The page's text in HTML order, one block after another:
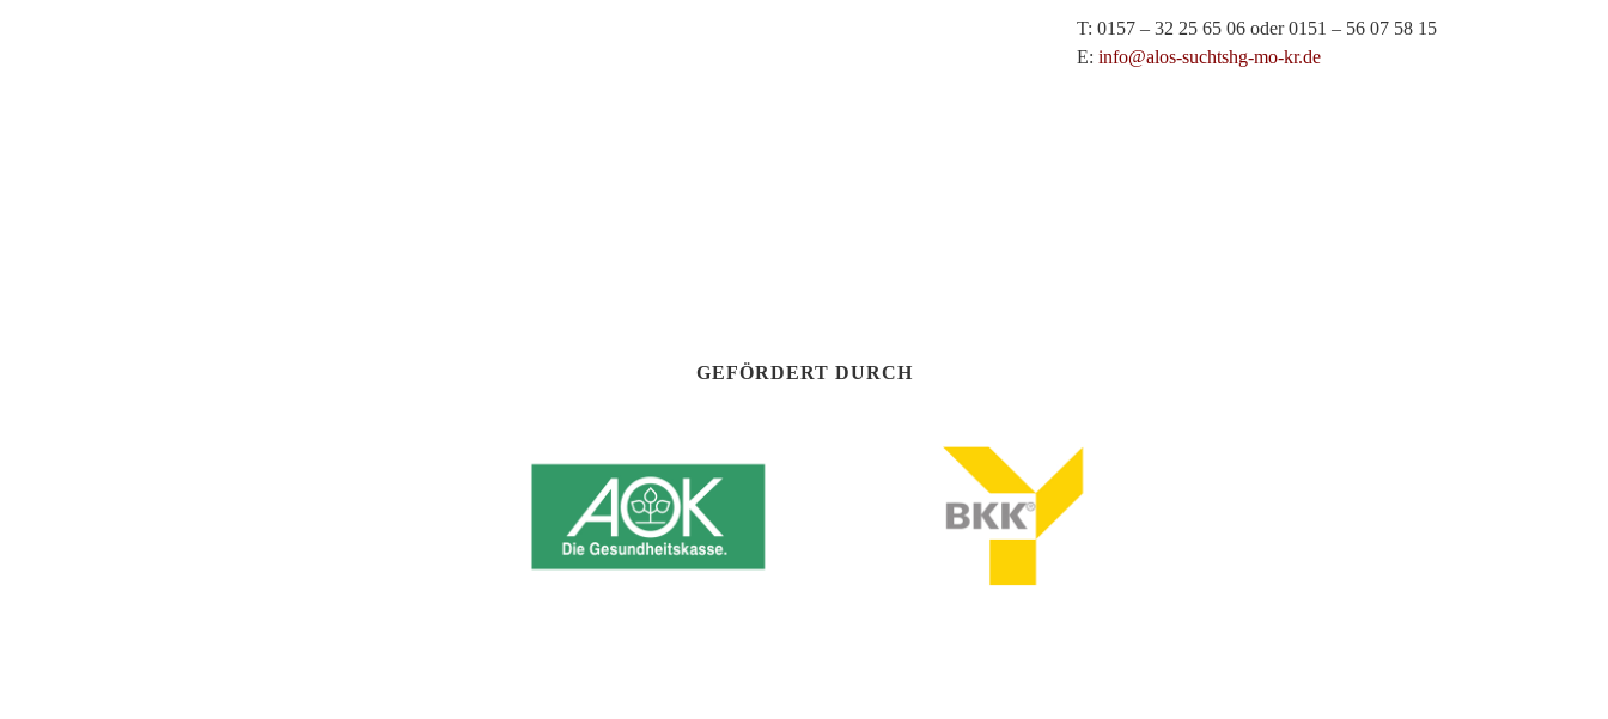
T: 0157 – 32 25 65 06 oder 0151 – 56 07 58 15
E:info@alos-suchtshg-mo-kr.de
GEFÖRDERT DURCH